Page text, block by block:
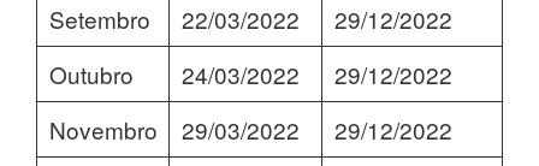
Setembro
22/03/2022
29/12/2022
Outubro
24/03/2022
29/12/2022
Novembro
29/03/2022
29/12/2022